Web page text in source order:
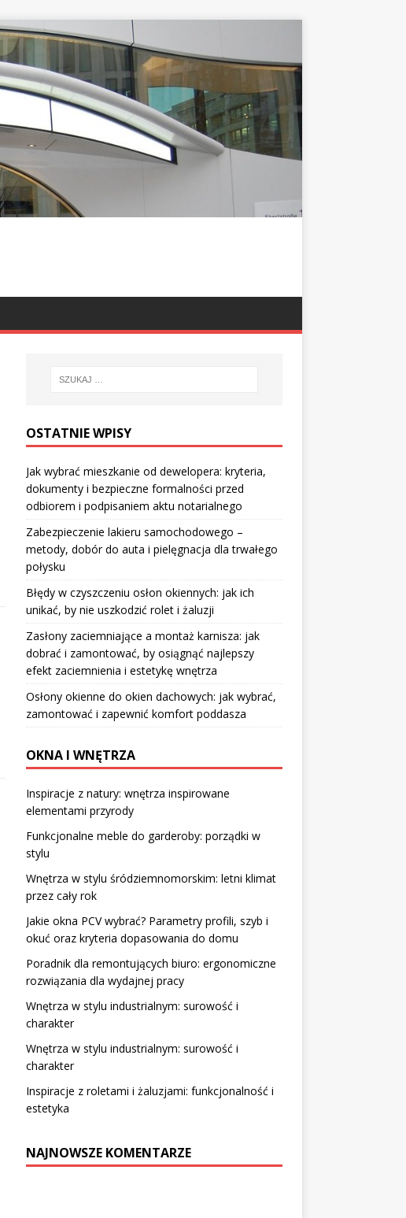
OSTATNIE WPISY
Jak wybrać mieszkanie od dewelopera: kryteria,
dokumenty i bezpieczne formalności przed
odbiorem i podpisaniem aktu notarialnego
Zabezpieczenie lakieru samochodowego –
metody, dobór do auta i pielęgnacja dla trwałego
połysku
Błędy w czyszczeniu osłon okiennych: jak ich
unikać, by nie uszkodzić rolet i żaluzji
Zasłony zaciemniające a montaż karnisza: jak
dobrać i zamontować, by osiągnąć najlepszy
efekt zaciemnienia i estetykę wnętrza
Osłony okienne do okien dachowych: jak wybrać,
zamontować i zapewnić komfort poddasza
OKNA I WNĘTRZA
Inspiracje z natury: wnętrza inspirowane
elementami przyrody
Funkcjonalne meble do garderoby: porządki w
stylu
Wnętrza w stylu śródziemnomorskim: letni klimat
przez cały rok
Jakie okna PCV wybrać? Parametry profili, szyb i
okuć oraz kryteria dopasowania do domu
Poradnik dla remontujących biuro: ergonomiczne
rozwiązania dla wydajnej pracy
Wnętrza w stylu industrialnym: surowość i
charakter
Wnętrza w stylu industrialnym: surowość i
charakter
Inspiracje z roletami i żaluzjami: funkcjonalność i
estetyka
NAJNOWSZE KOMENTARZE